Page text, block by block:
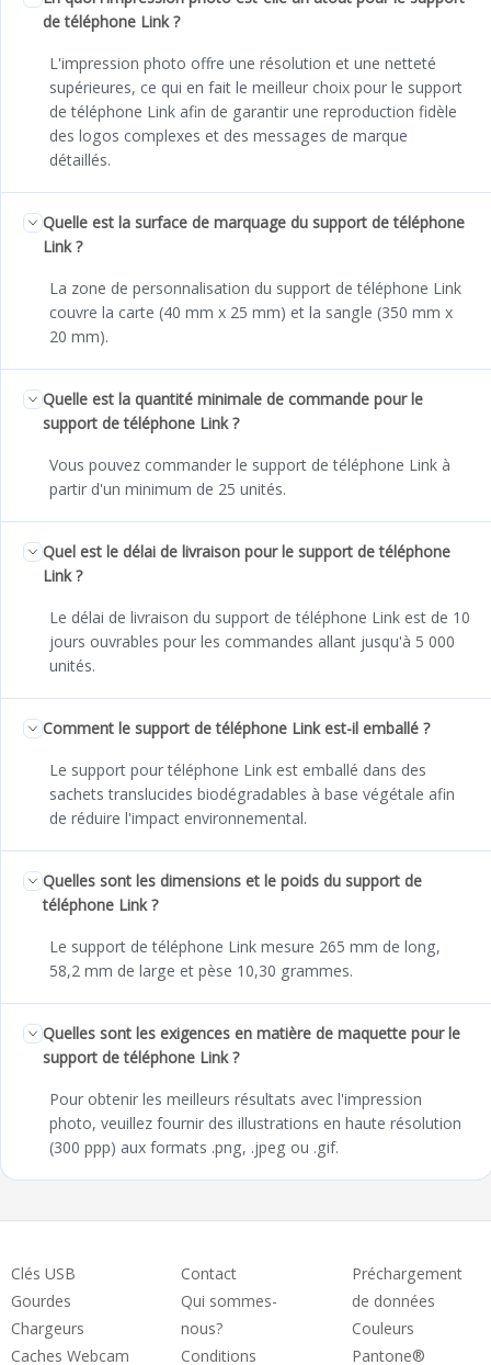
de téléphone Link ?
L'impression photo offre une résolution et une netteté
supérieures, ce qui en fait le meilleur choix pour le support
de téléphone Link afin de garantir une reproduction fidèle
des logos complexes et des messages de marque
détaillés.
Quelle est la surface de marquage du support de téléphone
Link ?
La zone de personnalisation du support de téléphone Link
couvre la carte (40 mm x 25 mm) et la sangle (350 mm x
20 mm).
Quelle est la quantité minimale de commande pour le
support de téléphone Link ?
Vous pouvez commander le support de téléphone Link à
partir d'un minimum de 25 unités.
Quel est le délai de livraison pour le support de téléphone
Link ?
Le délai de livraison du support de téléphone Link est de 10
jours ouvrables pour les commandes allant jusqu'à 5 000
unités.
Comment le support de téléphone Link est-il emballé ?
Le support pour téléphone Link est emballé dans des
sachets translucides biodégradables à base végétale afin
de réduire l'impact environnemental.
Quelles sont les dimensions et le poids du support de
téléphone Link ?
Le support de téléphone Link mesure 265 mm de long,
58,2 mm de large et pèse 10,30 grammes.
Quelles sont les exigences en matière de maquette pour le
support de téléphone Link ?
Pour obtenir les meilleurs résultats avec l'impression
photo, veuillez fournir des illustrations en haute résolution
(300 ppp) aux formats .png, .jpeg ou .gif.
Clés USB
Gourdes
Chargeurs
Caches Webcam
Contact
Qui sommes-
nous?
Conditions
Préchargement
de données
Couleurs
Pantone®